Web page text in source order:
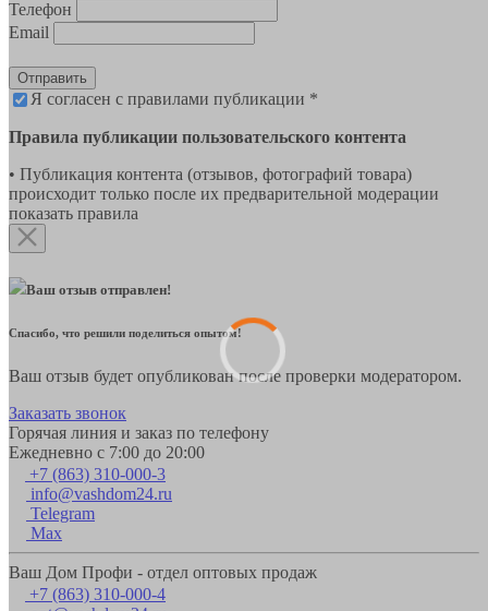
Телефон
Email
Отправить
Я согласен с правилами публикации *
Правила публикации пользовательского контента
• Публикация контента (отзывов, фотографий товара)
происходит только после их предварительной модерации
показать правила
Ваш отзыв отправлен!
Спасибо, что решили поделиться опытом!
Ваш отзыв будет опубликован после проверки модератором.
Заказать звонок
Горячая линия и заказ по телефону
Ежедневно с 7:00 до 20:00
+7 (863) 310-000-3
info@vashdom24.ru
Telegram
Max
Ваш Дом Профи - отдел оптовых продаж
+7 (863) 310-000-4